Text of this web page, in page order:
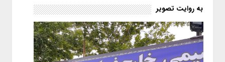
شود؟!
به روایت تصویر